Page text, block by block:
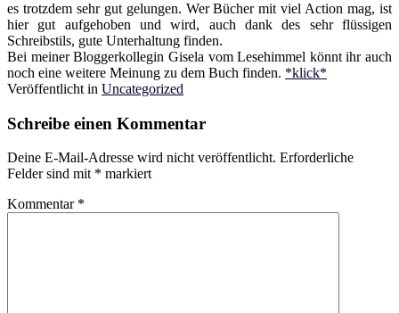
es trotzdem sehr gut gelungen. Wer Bücher mit viel Action mag, ist
hier gut aufgehoben und wird, auch dank des sehr flüssigen
Schreibstils, gute Unterhaltung finden.
Bei meiner Bloggerkollegin Gisela vom Lesehimmel könnt ihr auch
noch eine weitere Meinung zu dem Buch finden. *klick*
Veröffentlicht in Uncategorized
Schreibe einen Kommentar
Deine E-Mail-Adresse wird nicht veröffentlicht. Erforderliche
Felder sind mit * markiert
Kommentar *